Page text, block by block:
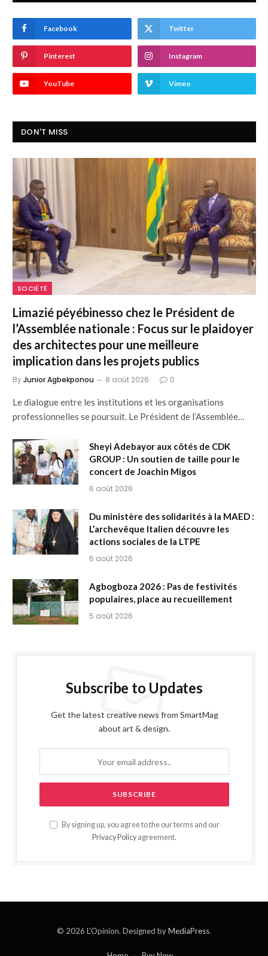
Facebook Twitter
Pinterest Instagram
YouTube Vimeo
DON'T MISS
SOCIÉTÉ
Limazié péyébinesso chez le Président de
l’Assemblée nationale : Focus sur le plaidoyer
des architectes pour une meilleure
implication dans les projets publics
ByJunior Agbekponou 8 août 2026 0
Le dialogue entre les institutions et les organisations
professionnelles se poursuit. Le Président de l’Assemblée…
Sheyi Adebayor aux côtés de CDK
GROUP : Un soutien de taille pour le
concert de Joachin Migos
6 août 2026
Du ministère des solidarités à la MAED :
L’archevêque Italien découvre les
actions sociales de la LTPE
6 août 2026
Agbogboza 2026 : Pas de festivités
populaires, place au recueillement
5 août 2026
Subscribe to Updates
Get the latest creative news from SmartMag
about art & design.
By signing up, you agree to the our terms and our
Privacy Policy agreement.
© 2026 L'Opinion. Designed byMediaPress.